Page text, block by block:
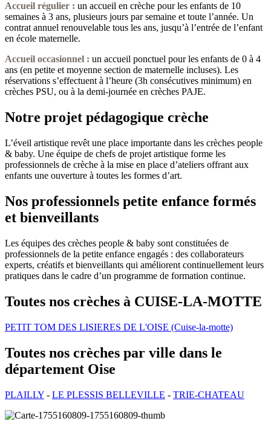
Accueil régulier : un accueil en crèche pour les enfants de 10
semaines à 3 ans, plusieurs jours par semaine et toute l’année. Un
contrat annuel renouvelable tous les ans, jusqu’à l’entrée de l’enfant
en école maternelle.
Accueil occasionnel : un accueil ponctuel pour les enfants de 0 à 4
ans (en petite et moyenne section de maternelle incluses). Les
réservations s’effectuent à l’heure (3h consécutives minimum) en
crèches PSU, ou à la demi-journée en crèches PAJE.
Notre projet pédagogique crèche
L’éveil artistique revêt une place importante dans les crèches people
& baby. Une équipe de chefs de projet artistique forme les
professionnels de crèche à la mise en place d’ateliers offrant aux
enfants une ouverture à toutes les formes d’art.
Nos professionnels petite enfance formés
et bienveillants
Les équipes des crèches people & baby sont constituées de
professionnels de la petite enfance engagés : des collaborateurs
experts, créatifs et bienveillants qui améliorent continuellement leurs
pratiques dans le cadre d’un programme de formation continue.
Toutes nos crèches à CUISE-LA-MOTTE
PETIT TOM DES LISIERES DE L'OISE (Cuise-la-motte)
Toutes nos crèches par ville dans le
département Oise
PLAILLY - LE PLESSIS BELLEVILLE - TRIE-CHATEAU